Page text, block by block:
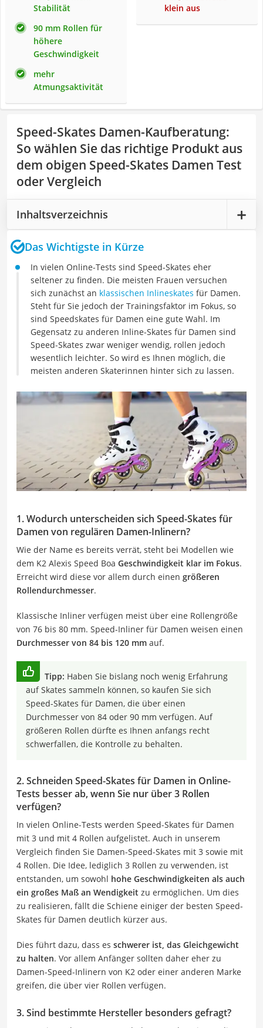
Stabilität
90 mm Rollen für
höhere
Geschwindigkeit
mehr
Atmungsaktivität
klein aus
Speed-Skates Damen-Kaufberatung:
So wählen Sie das richtige Produkt aus
dem obigen Speed-Skates Damen Test
oder Vergleich
Inhaltsverzeichnis
Das Wichtigste in Kürze
In vielen Online-Tests sind Speed-Skates eher
seltener zu finden. Die meisten Frauen versuchen
sich zunächst an klassischen Inlineskates für Damen.
Steht für Sie jedoch der Trainingsfaktor im Fokus, so
sind Speedskates für Damen eine gute Wahl. Im
Gegensatz zu anderen Inline-Skates für Damen sind
Speed-Skates zwar weniger wendig, rollen jedoch
wesentlich leichter. So wird es Ihnen möglich, die
meisten anderen Skaterinnen hinter sich zu lassen.
1. Wodurch unterscheiden sich Speed-Skates für
Damen von regulären Damen-Inlinern?
Wie der Name es bereits verrät, steht bei Modellen wie
dem K2 Alexis Speed Boa Geschwindigkeit klar im Fokus.
Erreicht wird diese vor allem durch einen größeren
Rollendurchmesser.
Klassische Inliner verfügen meist über eine Rollengröße
von 76 bis 80 mm. Speed-Inliner für Damen weisen einen
Durchmesser von 84 bis 120 mm auf.
Tipp: Haben Sie bislang noch wenig Erfahrung
auf Skates sammeln können, so kaufen Sie sich
Speed-Skates für Damen, die über einen
Durchmesser von 84 oder 90 mm verfügen. Auf
größeren Rollen dürfte es Ihnen anfangs recht
schwerfallen, die Kontrolle zu behalten.
2. Schneiden Speed-Skates für Damen in Online-
Tests besser ab, wenn Sie nur über 3 Rollen
verfügen?
In vielen Online-Tests werden Speed-Skates für Damen
mit 3 und mit 4 Rollen aufgelistet. Auch in unserem
Vergleich finden Sie Damen-Speed-Skates mit 3 sowie mit
4 Rollen. Die Idee, lediglich 3 Rollen zu verwenden, ist
entstanden, um sowohl hohe Geschwindigkeiten als auch
ein großes Maß an Wendigkeit zu ermöglichen. Um dies
zu realisieren, fällt die Schiene einiger der besten Speed-
Skates für Damen deutlich kürzer aus.
Dies führt dazu, dass es schwerer ist, das Gleichgewicht
zu halten. Vor allem Anfänger sollten daher eher zu
Damen-Speed-Inlinern von K2 oder einer anderen Marke
greifen, die über vier Rollen verfügen.
3. Sind bestimmte Hersteller besonders gefragt?